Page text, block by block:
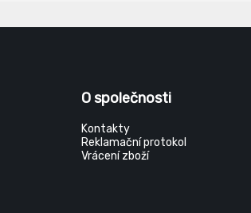
O společnosti
Kontakty
Reklamační protokol
Vrácení zboží